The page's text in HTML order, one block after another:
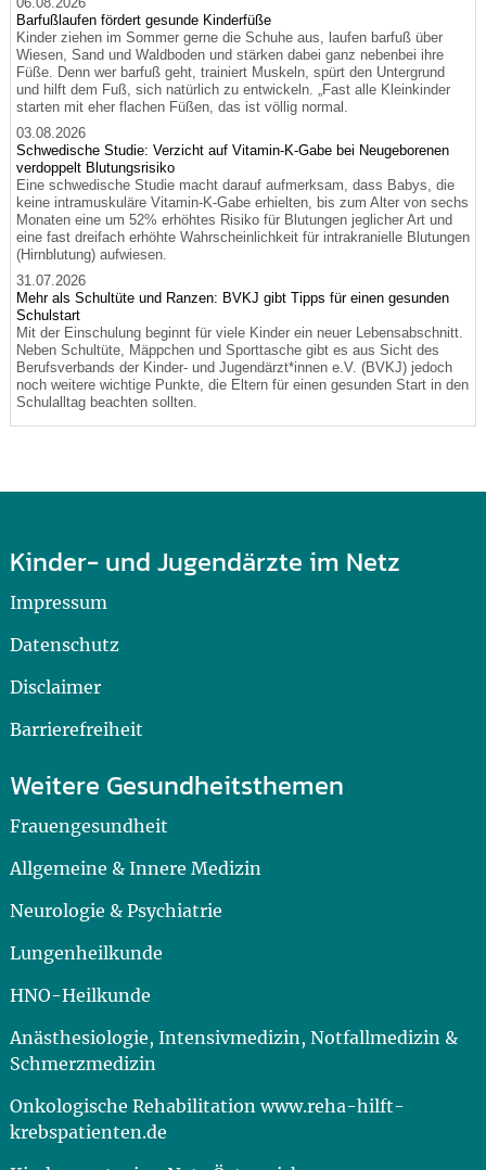
Barfußlaufen fördert gesunde Kinderfüße
Kinder ziehen im Sommer gerne die Schuhe aus, laufen barfuß über
Wiesen, Sand und Waldboden und stärken dabei ganz nebenbei ihre
Füße. Denn wer barfuß geht, trainiert Muskeln, spürt den Untergrund
und hilft dem Fuß, sich natürlich zu entwickeln. „Fast alle Kleinkinder
starten mit eher flachen Füßen, das ist völlig normal.
03.08.2026
Schwedische Studie: Verzicht auf Vitamin-K-Gabe bei Neugeborenen
verdoppelt Blutungsrisiko
Eine schwedische Studie macht darauf aufmerksam, dass Babys, die
keine intramuskuläre Vitamin-K-Gabe erhielten, bis zum Alter von sechs
Monaten eine um 52% erhöhtes Risiko für Blutungen jeglicher Art und
eine fast dreifach erhöhte Wahrscheinlichkeit für intrakranielle Blutungen
(Hirnblutung) aufwiesen.
31.07.2026
Mehr als Schultüte und Ranzen: BVKJ gibt Tipps für einen gesunden
Schulstart
Mit der Einschulung beginnt für viele Kinder ein neuer Lebensabschnitt.
Neben Schultüte, Mäppchen und Sporttasche gibt es aus Sicht des
Berufsverbands der Kinder- und Jugendärzt*innen e.V. (BVKJ) jedoch
noch weitere wichtige Punkte, die Eltern für einen gesunden Start in den
Schulalltag beachten sollten.
Kinder- und Jugendärzte im Netz
Impressum
Datenschutz
Disclaimer
Barrierefreiheit
Weitere Gesundheitsthemen
Frauengesundheit
Allgemeine & Innere Medizin
Neurologie & Psychiatrie
Lungenheilkunde
HNO-Heilkunde
Anästhesiologie, Intensivmedizin, Notfallmedizin &
Schmerzmedizin
Onkologische Rehabilitation www.reha-hilft-
krebspatienten.de